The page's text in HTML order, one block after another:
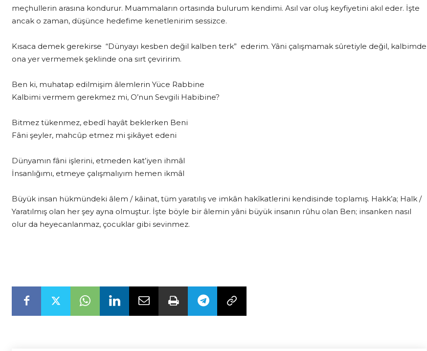
meçhullerin arasına kondurur. Muammaların ortasında bulurum kendimi. Asıl var oluş keyfiyetini akıl eder. İşte
ancak o zaman, düşünce hedefime kenetlenirim sessizce.
Kısaca demek gerekirse “Dünyayı kesben değil kalben terk” ederim. Yâni çalışmamak sûretiyle değil, kalbimde
ona yer vermemek şeklinde ona sırt çeviririm.
Ben ki, muhatap edilmişim âlemlerin Yüce Rabbine
Kalbimi vermem gerekmez mi, O’nun Sevgili Habibine?
Bitmez tükenmez, ebedî hayât beklerken Beni
Fâni şeyler, mahcûp etmez mi şikâyet edeni
Dünyamın fâni işlerini, etmeden kat’iyen ihmâl
İnsanlığımı, etmeye çalışmalıyım hemen ikmâl
Büyük insan hükmündeki âlem / kâinat, tüm yaratılış ve imkân hakîkatlerini kendisinde toplamış. Hakk’a; Halk /
Yaratılmış olan her şey ayna olmuştur. İşte böyle bir âlemin yâni büyük insanın rûhu olan Ben; insanken nasıl
olur da heyecanlanmaz, çocuklar gibi sevinmez.